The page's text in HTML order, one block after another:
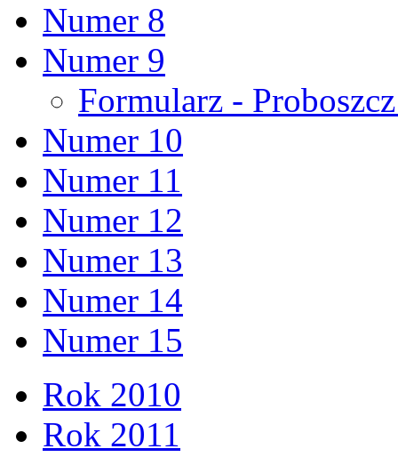
Numer 8
Numer 9
Formularz -
Numer 10
Numer 11
Numer 12
Numer 13
Numer 14
Numer 15
Rok 2010
Rok 2011